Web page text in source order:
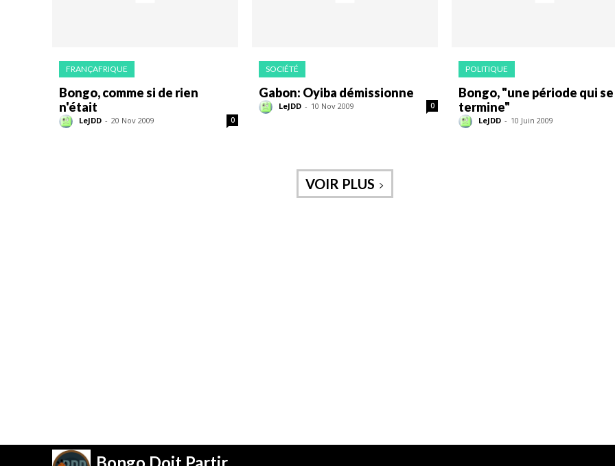
FRANÇAFRIQUE
Bongo, comme si de rien
n'était
LeJDD - 20 Nov 2009 0
SOCIÉTÉ
Gabon: Oyiba démissionne
LeJDD - 10 Nov 2009 0
POLITIQUE
Bongo, "une période qui se
termine"
LeJDD - 10 Juin 2009
VOIR PLUS